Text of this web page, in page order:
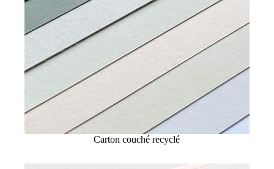
Carton couché recyclé